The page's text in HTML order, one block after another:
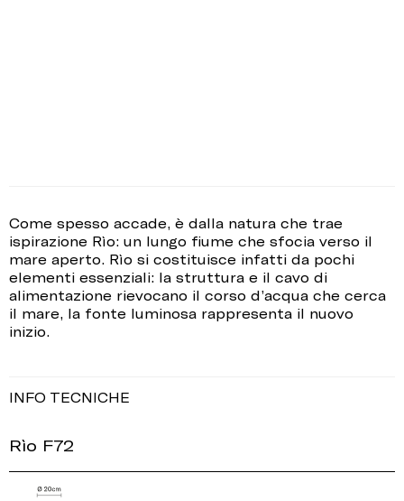
Come spesso accade, è dalla natura che trae
ispirazione Rìo: un lungo fiume che sfocia verso il
mare aperto. Rìo si costituisce infatti da pochi
elementi essenziali: la struttura e il cavo di
alimentazione rievocano il corso d’acqua che cerca
il mare, la fonte luminosa rappresenta il nuovo
inizio.
INFO TECNICHE
Rìo F72